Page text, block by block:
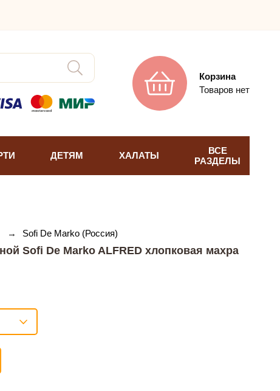
Корзина
Товаров нет
ДЕТЯМ ХАЛАТЫ
ВСЕ
РАЗДЕЛЫ
→ Sofi De Marko (Россия)
Sofi De Marko ALFRED хлопковая махра